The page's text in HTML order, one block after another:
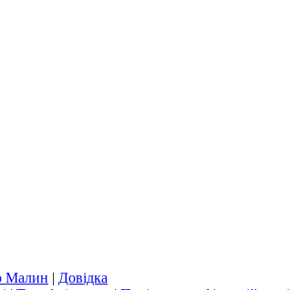
Малин | Довідка